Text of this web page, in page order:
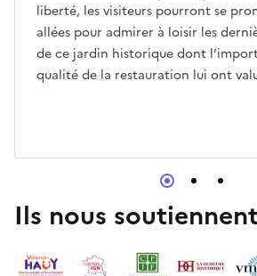
liberté, les visiteurs pourront se
allées pour admirer à loisir les
de ce jardin historique dont
qualité de la restauration lui ont
Culture
Ils nous soutiennent